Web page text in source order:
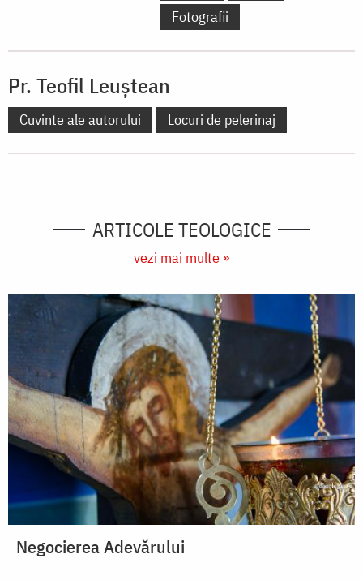
Fotografii
Pr. Teofil Leuștean
Cuvinte ale autorului Locuri de pelerinaj
ARTICOLE TEOLOGICE
vezi mai multe »
Negocierea Adevărului